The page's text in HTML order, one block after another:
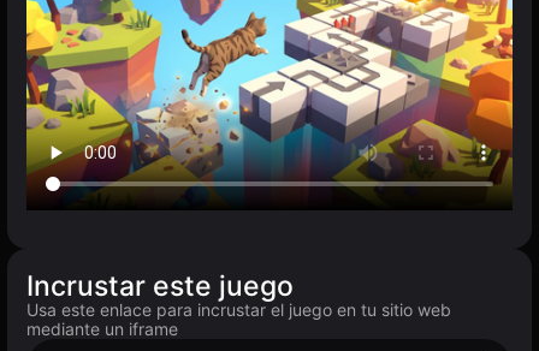
Incrustar este juego
Usa este enlace para incrustar el juego en tu sitio web
mediante un iframe